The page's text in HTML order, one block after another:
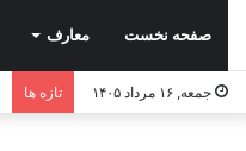
صفحه نخست معارف
جمعه, ۱۶ مرداد ۱۴۰۵ تازه ها